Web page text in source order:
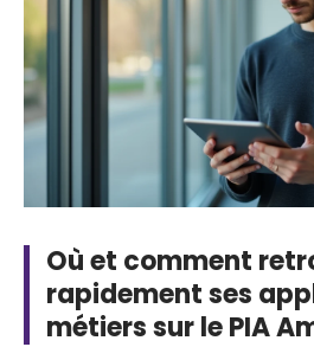
Où et comment
rapidement ses
métiers sur le PIA